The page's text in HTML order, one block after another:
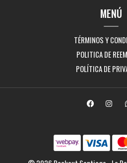
MENÚ
TÉRMINOS Y
POLITICA DE
POLÍTICA DE